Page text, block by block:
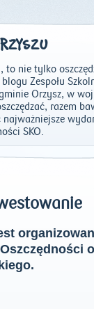
to nie tylko
Zespołu
Orzysz, w
razem
SKO.